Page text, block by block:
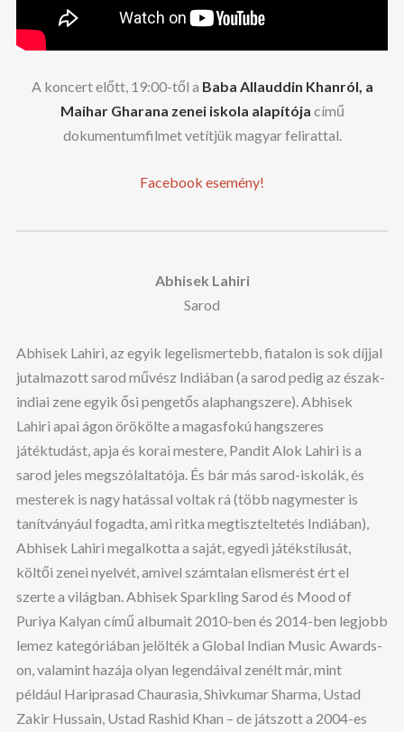
A koncert előtt, 19:00-től a Baba Allauddin Khanról, a
Maihar Gharana zenei iskola alapítója című
dokumentumfilmet vetítjük magyar felirattal.
Facebook esemény!
Abhisek Lahiri
Sarod
Abhisek Lahiri, az egyik legelismertebb, fiatalon is sok díjjal
jutalmazott sarod művész Indiában (a sarod pedig az észak-
indiai zene egyik ősi pengetős alaphangszere). Abhisek
Lahiri apai ágon örökölte a magasfokú hangszeres
játéktudást, apja és korai mestere, Pandit Alok Lahiri is a
sarod jeles megszólaltatója. És bár más sarod-iskolák, és
mesterek is nagy hatással voltak rá (több nagymester is
tanítványául fogadta, ami ritka megtiszteltetés Indiában),
Abhisek Lahiri megalkotta a saját, egyedi játékstílusát,
költői zenei nyelvét, amivel számtalan elismerést ért el
szerte a világban. Abhisek Sparkling Sarod és Mood of
Puriya Kalyan című albumait 2010-ben és 2014-ben legjobb
lemez kategóriában jelölték a Global Indian Music Awards-
on, valamint hazája olyan legendáival zenélt már, mint
például Hariprasad Chaurasia, Shivkumar Sharma, Ustad
Zakir Hussain, Ustad Rashid Khan – de játszott a 2004-es